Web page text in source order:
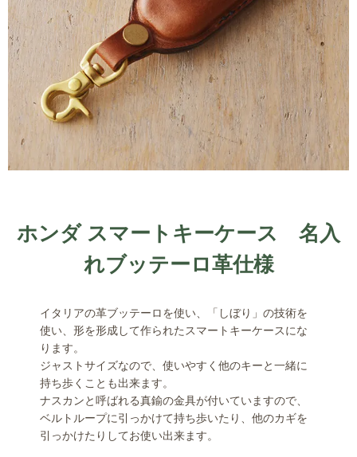
ホンダ スマートキーケース 名入
れブッテーロ革仕様
イタリアの革ブッテーロを使い、「しぼり」の技術を
使い、形を形成して作られたスマートキーケースにな
ります。
ジャストサイズなので、使いやすく他のキーと一緒に
持ち歩くことも出来ます。
ナスカンと呼ばれる真鍮の金具が付いていますので、
ベルトループに引っかけて持ち歩いたり、他のカギを
引っかけたりしてお使い出来ます。